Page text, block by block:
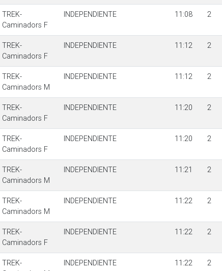
TREK-
Caminadors F
INDEPENDIENTE 11:08 2
TREK-
Caminadors F
INDEPENDIENTE 11:12 2
TREK-
Caminadors M
INDEPENDIENTE 11:12 2
TREK-
Caminadors F
INDEPENDIENTE 11:20 2
TREK-
Caminadors F
INDEPENDIENTE 11:20 2
TREK-
Caminadors M
INDEPENDIENTE 11:21 2
TREK-
Caminadors M
INDEPENDIENTE 11:22 2
TREK-
Caminadors F
INDEPENDIENTE 11:22 2
TREK-
INDEPENDIENTE 11:22 2